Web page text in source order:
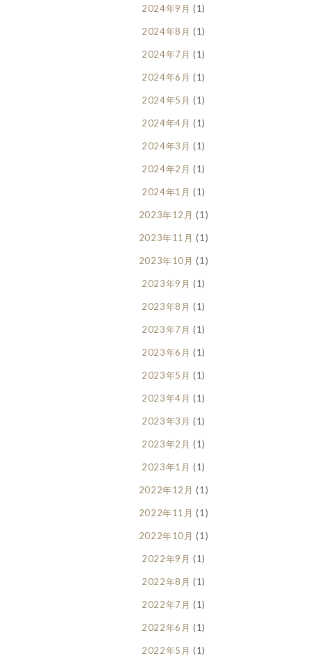
2024年9月 (1)
2024年8月 (1)
2024年7月 (1)
2024年6月 (1)
2024年5月 (1)
2024年4月 (1)
2024年3月 (1)
2024年2月 (1)
2024年1月 (1)
2023年12月 (1)
2023年11月 (1)
2023年10月 (1)
2023年9月 (1)
2023年8月 (1)
2023年7月 (1)
2023年6月 (1)
2023年5月 (1)
2023年4月 (1)
2023年3月 (1)
2023年2月 (1)
2023年1月 (1)
2022年12月 (1)
2022年11月 (1)
2022年10月 (1)
2022年9月 (1)
2022年8月 (1)
2022年7月 (1)
2022年6月 (1)
2022年5月 (1)